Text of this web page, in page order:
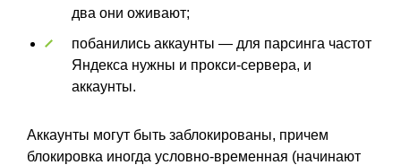
два они оживают;
побанились аккаунты — для парсинга частот
Яндекса нужны и прокси-сервера, и
аккаунты.
Аккаунты могут быть заблокированы, причем
блокировка иногда условно-временная (начинают